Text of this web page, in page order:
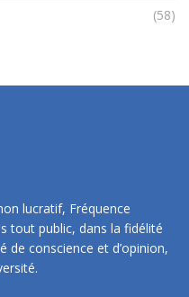
(58)
lucratif, Fréquence
tout public, dans la fidélité
de conscience et d’opinion,